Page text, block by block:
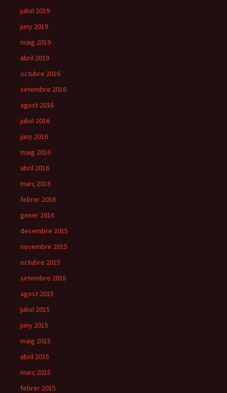
juliol 2019
juny 2019
maig 2019
abril 2019
octubre 2016
setembre 2016
agost 2016
juliol 2016
juny 2016
maig 2016
abril 2016
març 2016
febrer 2016
gener 2016
desembre 2015
novembre 2015
octubre 2015
setembre 2015
agost 2015
juliol 2015
juny 2015
maig 2015
abril 2015
març 2015
febrer 2015